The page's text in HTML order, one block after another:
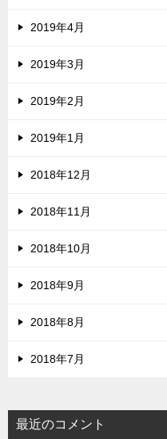
2019年4月
2019年3月
2019年2月
2019年1月
2018年12月
2018年11月
2018年10月
2018年9月
2018年8月
2018年7月
最近のコメント